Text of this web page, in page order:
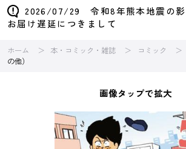
2026/07/29 令和8年熊本地震の影
お届け遅延につきまして
ホーム 本・コミック・雑誌 コミック
の他）
画像タップで拡大